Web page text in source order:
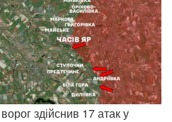
здійснив 17 атак у